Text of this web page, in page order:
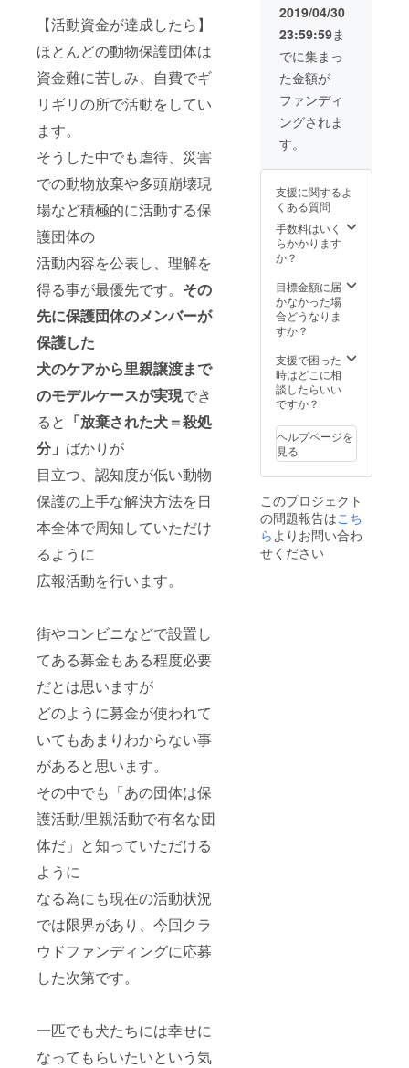
【活動資金が達成したら】
ほとんどの動物保護団体は
資金難に苦しみ、自費でギ
リギリの所で活動をしてい
ます。
そうした中でも虐待、災害
での動物放棄や多頭崩壊現
場など積極的に活動する保
護団体の
活動内容を公表し、理解を
得る事が最優先です。 その
先に保護団体のメンバーが
保護した
犬のケアから里親譲渡まで
のモデルケースが実現でき
ると 「放棄された犬＝殺処
分」 ばかりが
目立つ、認知度が低い動物
保護の上手な解決方法を日
本全体で周知していただけ
るように
広報活動を行います。
街やコンビニなどで設置し
てある募金もある程度必要
だとは思いますが
どのように募金が使われて
いてもあまりわからない事
があると思います。
その中でも「あの団体は保
護活動/里親活動で有名な団
体だ」と知っていただける
ように
なる為にも現在の活動状況
では限界があり、今回クラ
ウドファンディングに応募
した次第です。
一匹でも犬たちには幸せに
なってもらいたいという気
2019/04/30
23:59:59ま
でに集まっ
た金額が
ファンディ
ングされま
す。
支援に関するよ
くある質問
手数料はいく
らかかります
か？
目標金額に届
かなかった場
合どうなりま
すか？
支援で困った
時はどこに相
談したらいい
ですか？
ヘルプページを
見る
このプロジェクト
の問題報告はこち
ら よりお問い合わ
せください